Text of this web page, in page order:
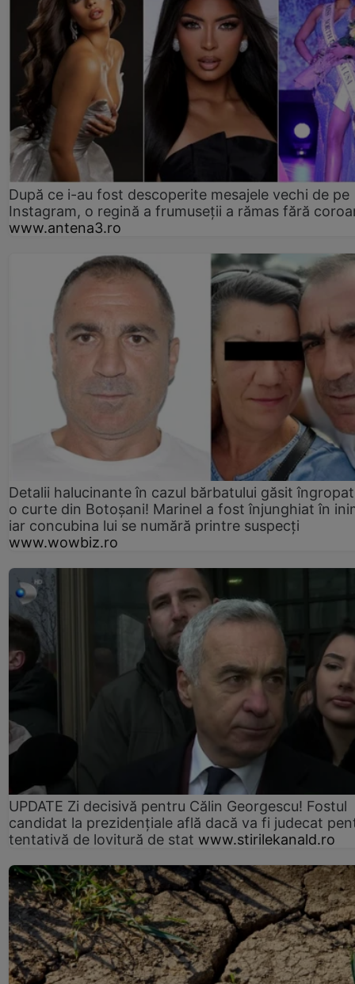
După ce i-au fost descoperite mesajele vechi de pe
Instagram, o regină a frumuseții a rămas fără
www.antena3.ro
Detalii halucinante în cazul bărbatului găsit
o curte din Botoșani! Marinel a fost înjunghiat în
iar concubina lui se numără printre suspecți
www.wowbiz.ro
UPDATE Zi decisivă pentru Călin Georgescu! Fostul
candidat la prezidențiale află dacă va fi judecat
tentativă de lovitură de stat www.stirilekanald.ro